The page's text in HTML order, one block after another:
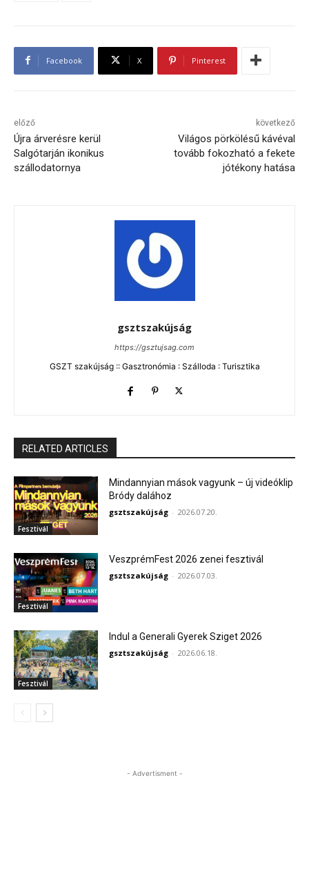
Facebook X Pinterest
előző
Újra árverésre kerül
Salgótarján ikonikus
szállodatornya
következő
Világos pörkölésű kávéval
tovább fokozható a fekete
jótékony hatása
gsztszakújság
https://gsztujsag.com
GSZT szakújság :: Gasztronómia : Szálloda : Turisztika
RELATED ARTICLES
Fesztivál
Mindannyian mások vagyunk – új videóklip
Bródy dalához
gsztszakújság - 2026.07.20.
Fesztivál
VeszprémFest 2026 zenei fesztivál
gsztszakújság - 2026.07.03.
Fesztivál
Indul a Generali Gyerek Sziget 2026
gsztszakújság - 2026.06.18.
- Advertisment -